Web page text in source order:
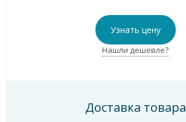
Узнать цену
Нашли дешевле?
Доставка товара